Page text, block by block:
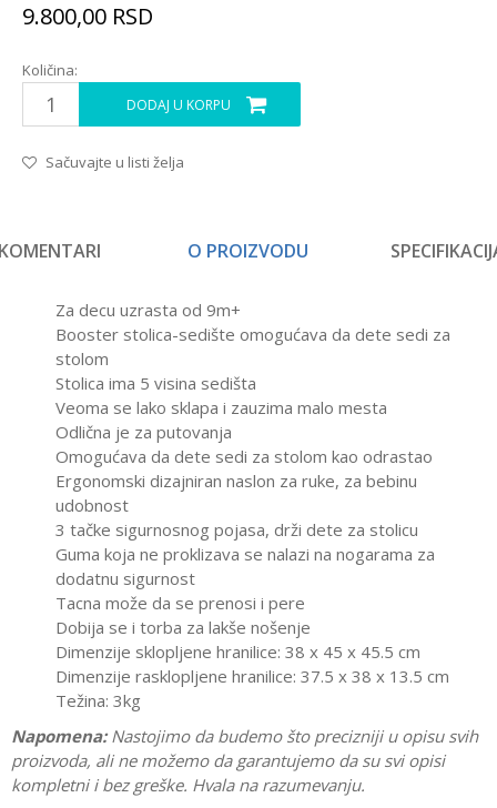
9.800,00 RSD
Količina:
DODAJ U KORPU
Sačuvajte u listi želja
O PROIZVODU
Za decu uzrasta od 9m+
Booster stolica-sedište omogućava da dete sedi za
stolom
Stolica ima 5 visina sedišta
Veoma se lako sklapa i zauzima malo mesta
Odlična je za putovanja
Omogućava da dete sedi za stolom kao odrastao
Ergonomski dizajniran naslon za ruke, za bebinu
udobnost
3 tačke sigurnosnog pojasa, drži dete za stolicu
Guma koja ne proklizava se nalazi na nogarama za
dodatnu sigurnost
Tacna može da se prenosi i pere
Dobija se i torba za lakše nošenje
Dimenzije sklopljene hranilice: 38 x 45 x 45.5 cm
Dimenzije rasklopljene hranilice: 37.5 x 38 x 13.5 cm
Težina: 3kg
Napomena:Nastojimo da budemo što precizniji u opisu svih
proizvoda, ali ne možemo da garantujemo da su svi opisi
kompletni i bez greške. Hvala na razumevanju.